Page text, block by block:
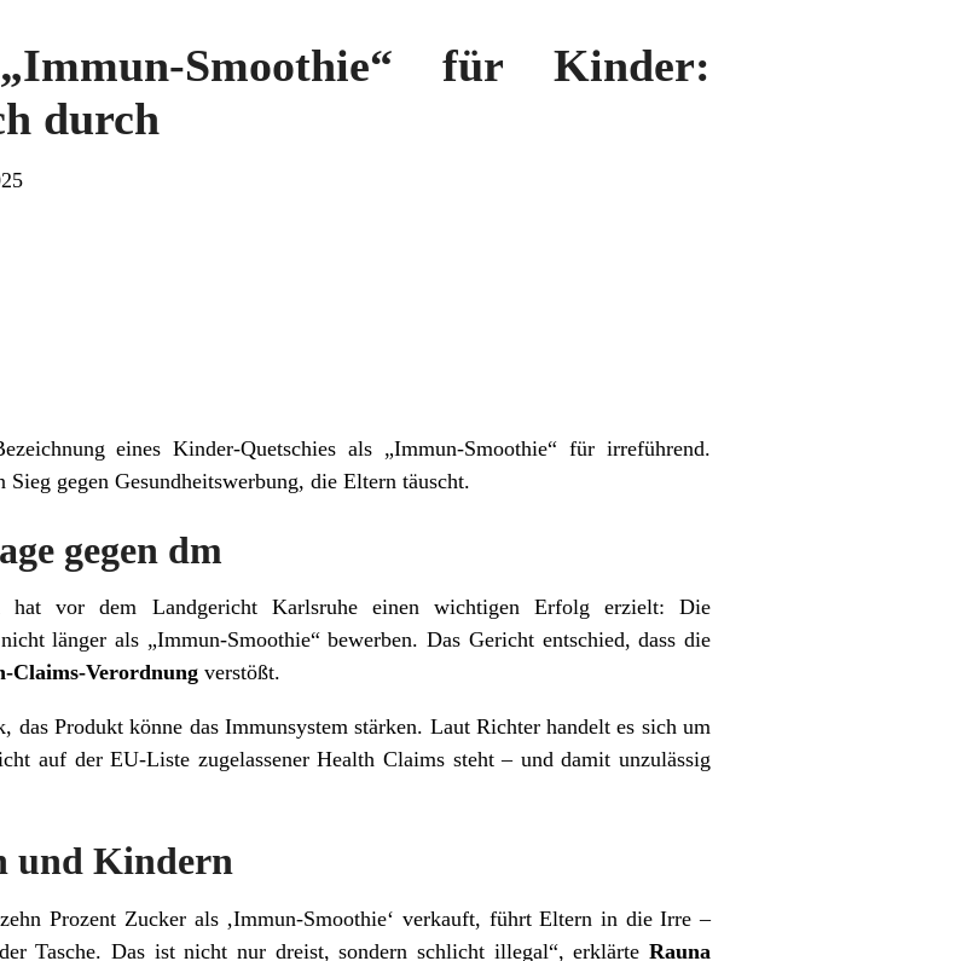
Smoothie“ für Kinder:
durch
eines Kinder-Quetschies als „Immun-Smoothie“ für irreführend.
gegen Gesundheitswerbung, die Eltern täuscht.
gegen dm
hat vor dem Landgericht Karlsruhe einen wichtigen Erfolg erzielt: Die
länger als „Immun-Smoothie“ bewerben. Das Gericht entschied, dass die
Claims-Verordnung verstößt.
Produkt könne das Immunsystem stärken. Laut Richter handelt es sich um
auf der EU-Liste zugelassener Health Claims steht – und damit unzulässig
und Kindern
Prozent Zucker als ‚Immun-Smoothie‘ verkauft, führt Eltern in die Irre –
Tasche. Das ist nicht nur dreist, sondern schlicht illegal“, erklärte Rauna